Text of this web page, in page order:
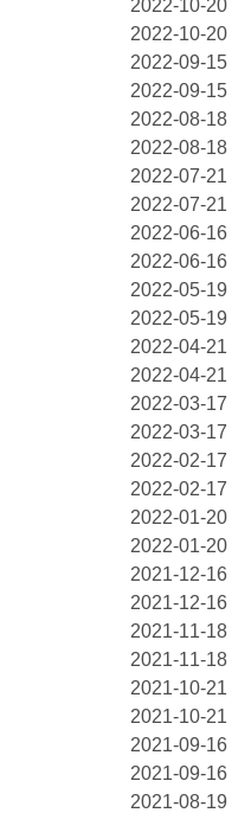
2022-10-20
2022-10-20
2022-09-15
2022-09-15
2022-08-18
2022-08-18
2022-07-21
2022-07-21
2022-06-16
2022-06-16
2022-05-19
2022-05-19
2022-04-21
2022-04-21
2022-03-17
2022-03-17
2022-02-17
2022-02-17
2022-01-20
2022-01-20
2021-12-16
2021-12-16
2021-11-18
2021-11-18
2021-10-21
2021-10-21
2021-09-16
2021-09-16
2021-08-19